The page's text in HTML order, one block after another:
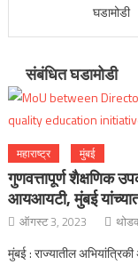
घडामोडी
संबंधित घडामोडी
महाराष्ट्र मुंबई
गुणवत्तापूर्ण शैक्षणिक
आयआयटी, मुंबई
ऑगस्ट 3, 2023
मुंबई : राज्यातील